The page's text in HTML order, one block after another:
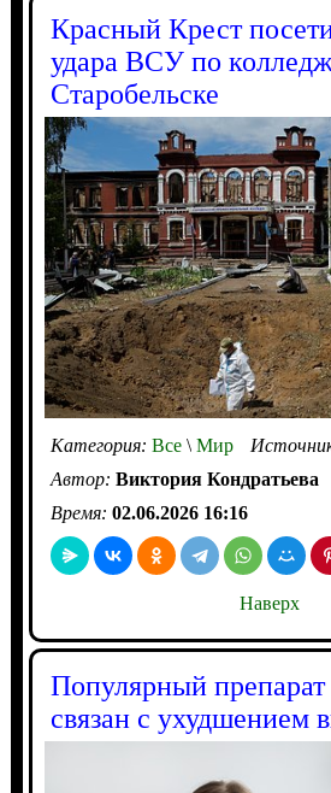
Красный Крест
удара ВСУ по
Старобельске
Категория: Все\Мир
Автор: Виктория Кондратьева
Время: 02.06.2026 16:16
Наверх
Популярный препарат
связан с ухудшением